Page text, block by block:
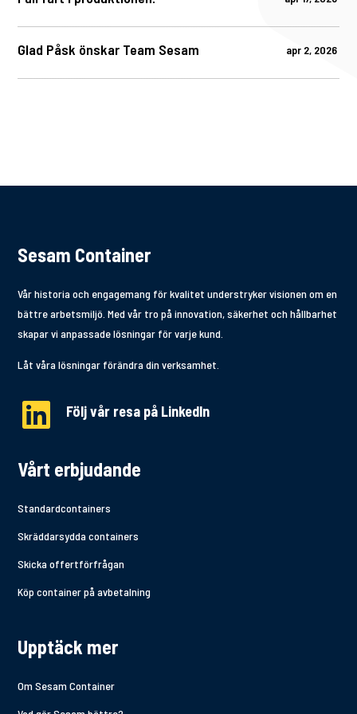
apr 2, 2026
Glad Påsk önskar Team Sesam
Sesam Container
Vår historia och engagemang för kvalitet understryker visionen om en
bättre arbetsmiljö. Med vår tro på innovation, säkerhet och hållbarhet
skapar vi anpassade lösningar för varje kund.
Låt våra lösningar förändra din verksamhet.
 Följ vår resa på LinkedIn
Vårt erbjudande
Standardcontainers
Skräddarsydda containers
Skicka offertförfrågan
Köp container på avbetalning
Upptäck mer
Om Sesam Container